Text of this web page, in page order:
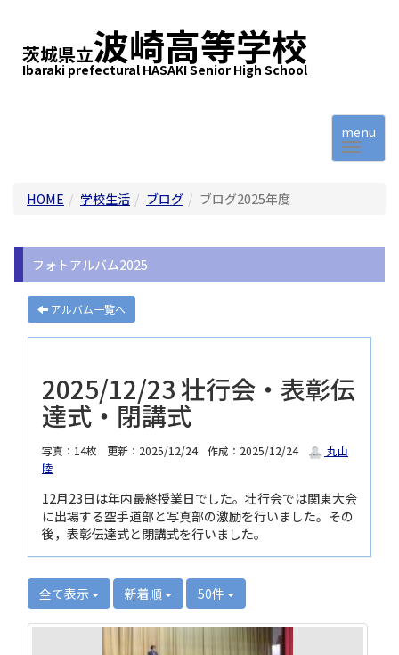
茨城県立波崎高等学校
Ibaraki prefectural HASAKI Senior High School
menu
HOME 学校生活 ブログ ブログ2025年度
フォトアルバム2025
アルバム一覧へ
2025/12/23 壮行会・表彰伝
達式・閉講式
写真：14枚 更新：2025/12/24 作成：2025/12/24
丸山
陸
12月23日は年内最終授業日でした。壮行会では関東大会
に出場する空手道部と写真部の激励を行いました。その
後，表彰伝達式と閉講式を行いました。
全て表示 新着順 50件